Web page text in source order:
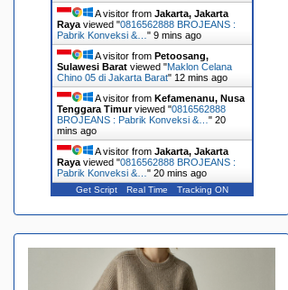
A visitor from Jakarta, Jakarta
Rayaviewed "0816562888 BROJEANS :
Pabrik Konveksi &… " 9 mins ago
A visitor from Petoosang,
Sulawesi Baratviewed "Maklon Celana
Chino 05 di Jakarta Barat" 12 mins ago
A visitor from Kefamenanu, Nusa
Tenggara Timurviewed "0816562888
BROJEANS : Pabrik Konveksi &… " 20
mins ago
A visitor from Jakarta, Jakarta
Rayaviewed "0816562888 BROJEANS :
Pabrik Konveksi &… " 20 mins ago
Get Script Real Time Tracking ON